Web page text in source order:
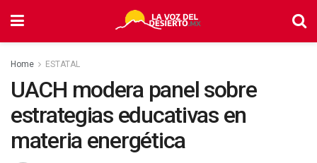
Home ESTATAL
UACH modera panel sobre
estrategias educativas en
materia energética